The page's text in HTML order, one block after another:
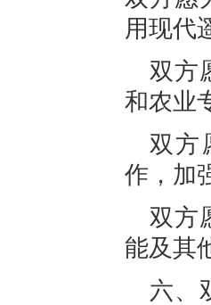
用现代
双方
和农业
双方
作，加
双方
能及其
六、